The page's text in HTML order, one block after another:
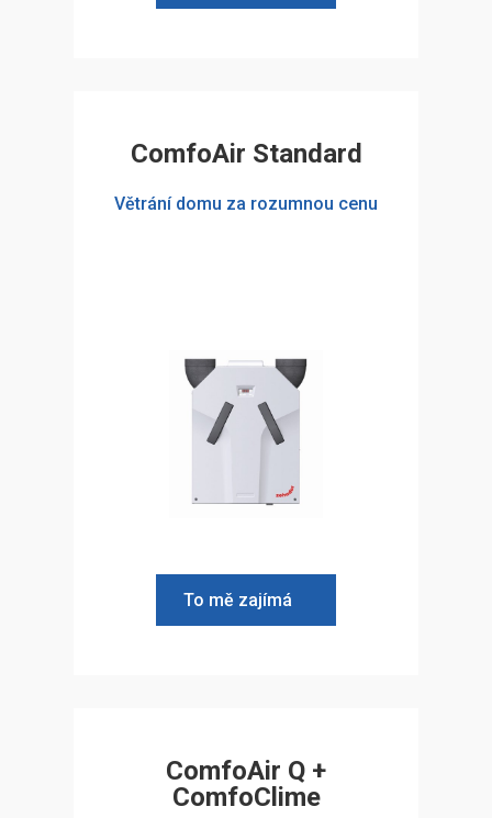
ComfoAir Standard
Větrání domu za rozumnou cenu
To mě zajímá
ComfoAir Q +
ComfoClime